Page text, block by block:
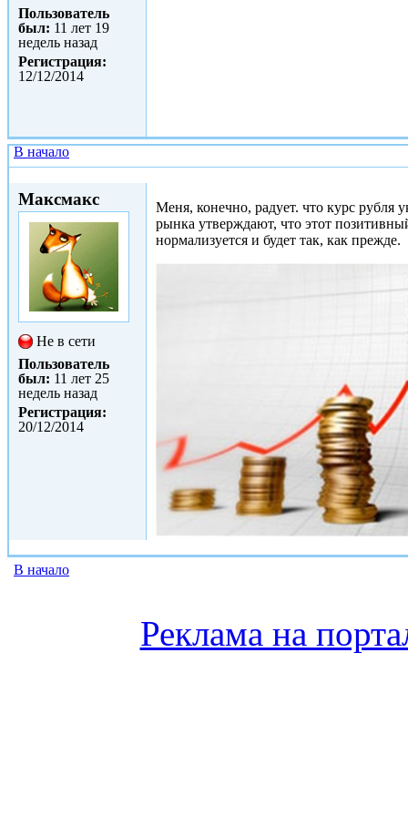
Пользователь
был: 11 лет 19
недель назад
Регистрация:
12/12/2014
В начало
Максмакс
Не в сети
Пользователь
был: 11 лет 25
недель назад
Регистрация:
20/12/2014
Меня, конечно, радует. что курс рубля
рынка утверждают, что этот
нормализуется и будет так, как прежде.
В начало
Реклама на